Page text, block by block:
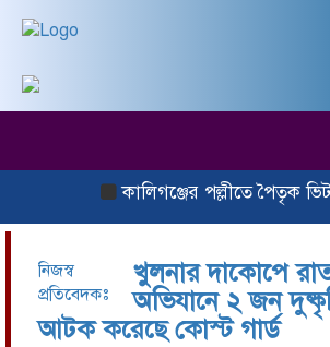
কালিগঞ্জের পল্লীতে পৈতৃক
নিজস্ব
প্রতিবেদকঃ
গোপন
খুলনার দাকোপে
অভিযানে ২ জন
আটক করেছে কোস্ট গার্ড